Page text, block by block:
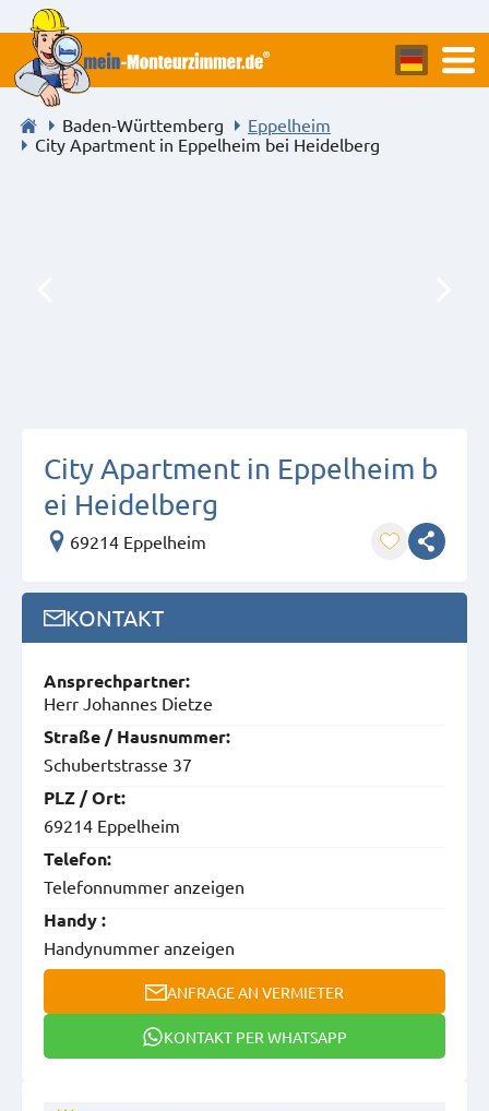
Baden-Württemberg
Eppelheim
City Apartment in Eppelheim bei Heidelberg
City Apartment in Eppelheim b
ei Heidelberg
69214 Eppelheim
KONTAKT
Ansprech­partner:
Herr Johannes Dietze
Straße / Hausnummer:
Schubertstrasse 37
PLZ / Ort:
69214 Eppelheim
Telefon:
Telefonnummer anzeigen
Handy :
Handynummer anzeigen
ANFRAGE AN VERMIETER
KONTAKT PER WHATSAPP